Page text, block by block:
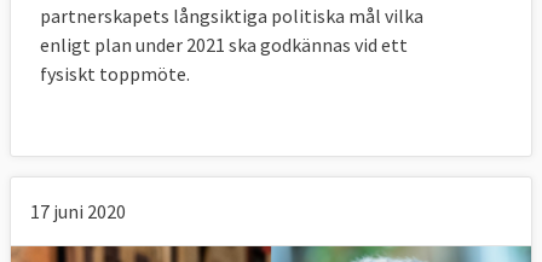
partnerskapets långsiktiga politiska mål vilka
enligt plan under 2021 ska godkännas vid ett
fysiskt toppmöte.
17 juni 2020